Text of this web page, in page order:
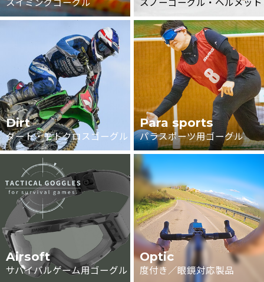
Dirt
ダート・モトクロスゴーグル
Para sports
パラスポーツ用ゴーグル
Airsoft
サバイバルゲーム用ゴーグル
Optic
度付き／眼鏡対応製品